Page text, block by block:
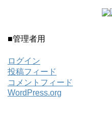
■管理者用
ログイン
投稿フィード
コメントフィード
WordPress.org